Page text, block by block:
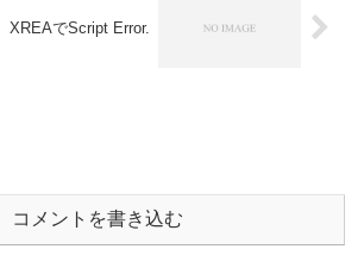
XREAでScript Error.
コメントを書き込む